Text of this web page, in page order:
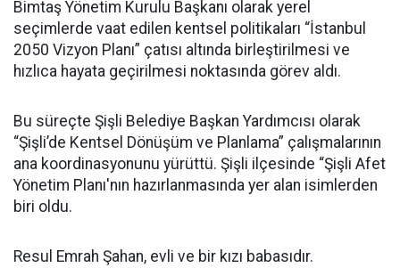
Bimtaş Yönetim Kurulu Başkanı olarak yerel
seçimlerde vaat edilen kentsel politikaları “İstanbul
2050 Vizyon Planı” çatısı altında birleştirilmesi ve
hızlıca hayata geçirilmesi noktasında görev aldı.
Bu süreçte Şişli Belediye Başkan Yardımcısı olarak
“Şişli’de Kentsel Dönüşüm ve Planlama” çalışmalarının
ana koordinasyonunu yürüttü. Şişli ilçesinde “Şişli Afet
Yönetim Planı'nın hazırlanmasında yer alan isimlerden
biri oldu.
Resul Emrah Şahan, evli ve bir kızı babasıdır.